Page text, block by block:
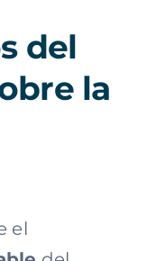
del
la
el